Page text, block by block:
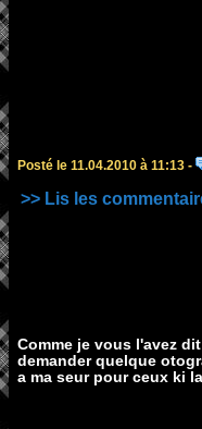
Posté le 11.04.2010 à 11:13 -
>> Lis les
Comme je vous l'avez
demander quelque
a ma seur pour ceux ki